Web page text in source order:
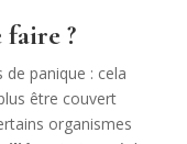
?
de panique : cela
être couvert
organismes